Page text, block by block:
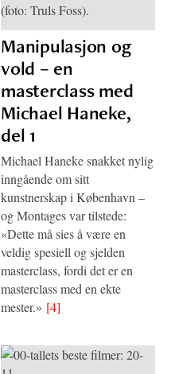
Manipulasjon og
vold – en
masterclass med
Michael Haneke,
del 1
Michael Haneke snakket nylig
inngående om sitt
kunstnerskap i København –
og Montages var tilstede:
«Dette må sies å være en
veldig spesiell og sjelden
masterclass, fordi det er en
masterclass med en ekte
mester.» [4]